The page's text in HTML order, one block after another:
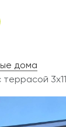
дома
3х11